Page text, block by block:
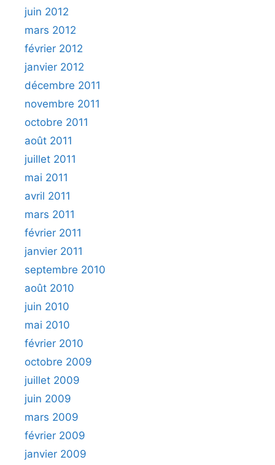
juin 2012
mars 2012
février 2012
janvier 2012
décembre 2011
novembre 2011
octobre 2011
août 2011
juillet 2011
mai 2011
avril 2011
mars 2011
février 2011
janvier 2011
septembre 2010
août 2010
juin 2010
mai 2010
février 2010
octobre 2009
juillet 2009
juin 2009
mars 2009
février 2009
janvier 2009